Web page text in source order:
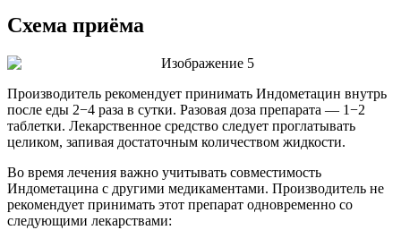
Схема приёма
Производитель рекомендует принимать Индометацин внутрь
после еды 2−4 раза в сутки. Разовая доза препарата — 1−2
таблетки. Лекарственное средство следует проглатывать
целиком, запивая достаточным количеством жидкости.
Во время лечения важно учитывать совместимость
Индометацина с другими медикаментами. Производитель не
рекомендует принимать этот препарат одновременно со
следующими лекарствами: